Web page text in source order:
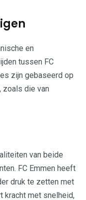
en
tussen FC
zijn gebaseerd op
zoals die van
van beide
FC Emmen heeft
druk te zetten met
kracht met snelheid,